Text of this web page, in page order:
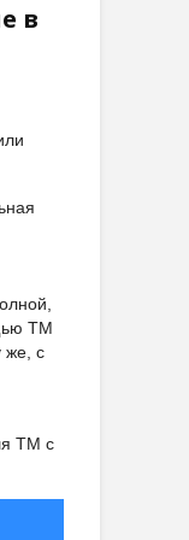
в
ТМ
же, с
ТМ с